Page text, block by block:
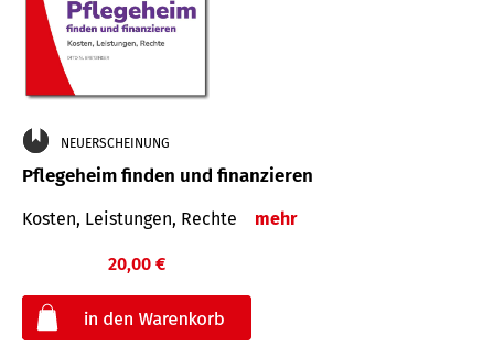
NEUERSCHEINUNG
Pflegeheim finden und finanzieren
Kosten, Leistungen, Rechte mehr
20,00 €